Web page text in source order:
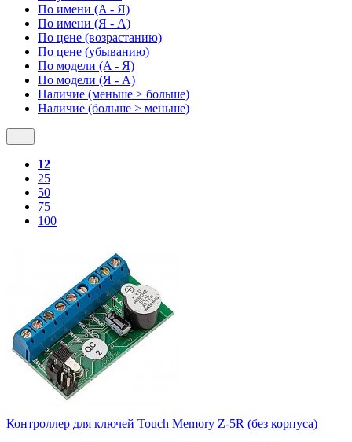
По имени (A - Я)
По имени (Я - A)
По цене (возрастанию)
По цене (убыванию)
По модели (A - Я)
По модели (Я - A)
Наличие (меньше > больше)
Наличие (больше > меньше)
12
25
50
75
100
Контроллер для ключей Touch Memory Z-5R (без корпуса)